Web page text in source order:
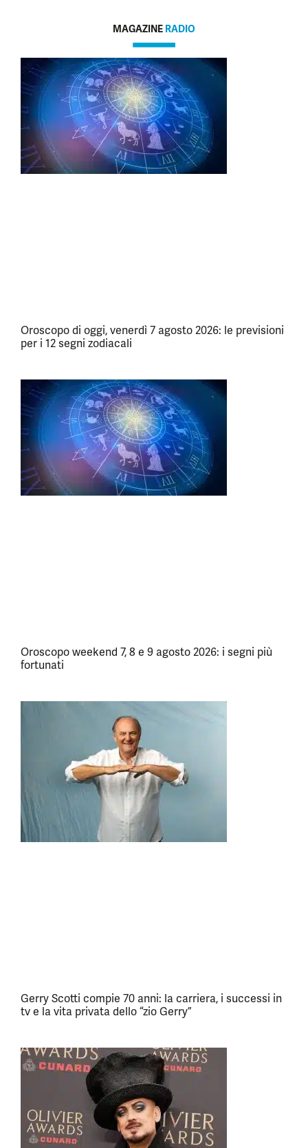
MAGAZINE RADIO
Oroscopo di oggi, venerdì 7 agosto 2026: le previsioni
per i 12 segni zodiacali
Oroscopo weekend 7, 8 e 9 agosto 2026: i segni più
fortunati
Gerry Scotti compie 70 anni: la carriera, i successi in
tv e la vita privata dello “zio Gerry”